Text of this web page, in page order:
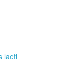
laeti